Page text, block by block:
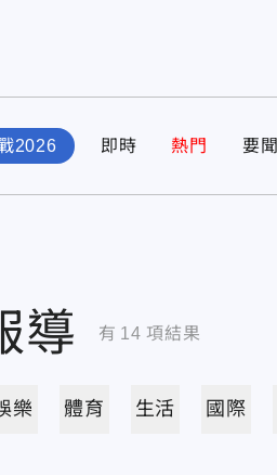
2026 即時 熱門 要聞
導 有 14 項結果
樂 體育 生活 國際